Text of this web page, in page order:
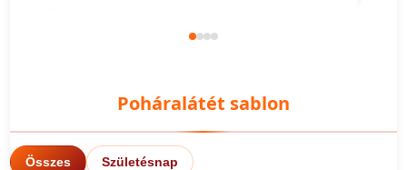
Poháralátét sablon
Összes Születésnap